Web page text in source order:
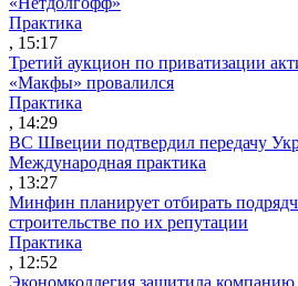
Практика
, 15:17
Третий аукцион по приватизации
«Макфы» провалился
Практика
, 14:29
ВС Швеции подтвердил передачу
Международная практика
, 13:27
Минфин планирует отбирать
строительстве по их репутации
Практика
, 12:52
Экономколлегия защитила компанию